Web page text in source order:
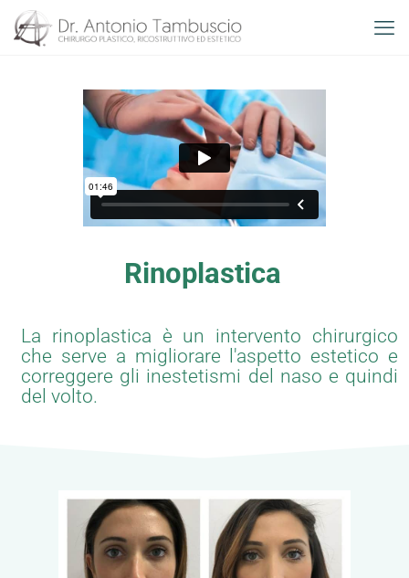
Rinoplastica
La rinoplastica è un intervento chirurgico
che serve a migliorare l'aspetto estetico e
correggere gli inestetismi del naso e quindi
del volto.